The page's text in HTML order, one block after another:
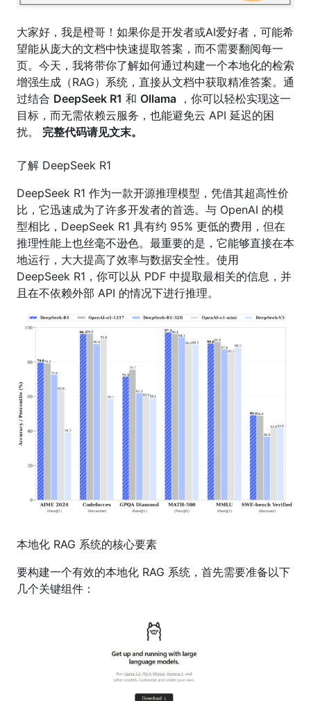
大家好，我是橙哥！如果你是开发者或AI爱好者，可能希
望能从庞大的文档中快速提取答案，而不需要翻阅每一
页。今天，我将带你了解如何通过构建一个本地化的检索
增强生成（RAG）系统，直接从文档中获取精准答案。通
过结合 DeepSeek R1 和 Ollama ，你可以轻松实现这一
目标，而无需依赖云服务，也能避免云 API 延迟的困
扰。 完整代码请见文末。
了解 DeepSeek R1
DeepSeek R1 作为一款开源推理模型，凭借其超高性价
比，它迅速成为了许多开发者的首选。与 OpenAI 的模
型相比，DeepSeek R1 具有约 95% 更低的费用，但在
推理性能上也丝毫不逊色。最重要的是，它能够直接在本
地运行，大大提高了效率与数据安全性。使用
DeepSeek R1，你可以从 PDF 中提取最相关的信息，并
且在不依赖外部 API 的情况下进行推理。
本地化 RAG 系统的核心要素
要构建一个有效的本地化 RAG 系统，首先需要准备以下
几个关键组件：